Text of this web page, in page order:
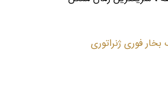
فوری ژنراتوری